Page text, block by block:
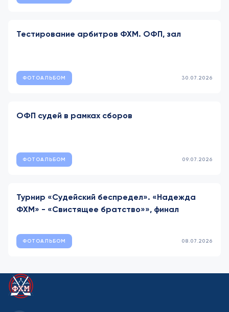
Тестирование арбитров ФХМ. ОФП, зал
ФОТОАЛЬБОМ 30.07.2026
ОФП судей в рамках сборов
ФОТОАЛЬБОМ 09.07.2026
Турнир «Судейский беспредел». «Надежда
ФХМ» - «Свистящее братство»», финал
ФОТОАЛЬБОМ 08.07.2026